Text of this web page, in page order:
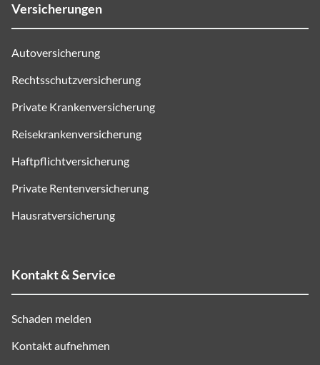
Versicherungen
Autoversicherung
Rechtsschutzversicherung
Private Krankenversicherung
Reisekrankenversicherung
Haftpflichtversicherung
Private Rentenversicherung
Hausratversicherung
Kontakt & Service
Schaden melden
Kontakt aufnehmen